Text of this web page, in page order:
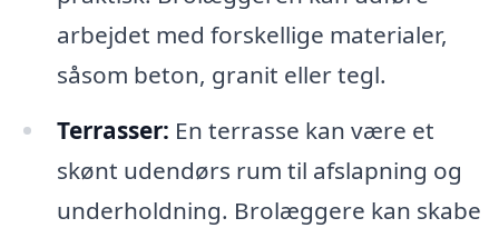
arbejdet med forskellige materialer,
såsom beton, granit eller tegl.
Terrasser: En terrasse kan være et
skønt udendørs rum til afslapning og
underholdning. Brolæggere kan skabe